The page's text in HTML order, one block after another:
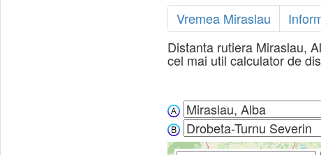
Vremea Miraslau
Distanta rutiera Miraslau,
cel mai util calculator de